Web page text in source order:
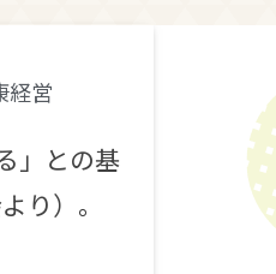
経営
」との基
り）。